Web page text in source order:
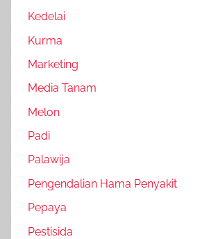
Kedelai
Kurma
Marketing
Media Tanam
Melon
Padi
Palawija
Pengendalian Hama Penyakit
Pepaya
Pestisida